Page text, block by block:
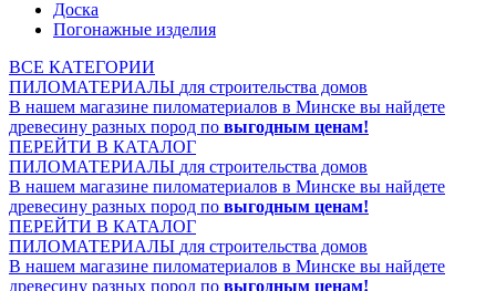
Доска
Погонажные изделия
ВСЕ КАТЕГОРИИ
ПИЛОМАТЕРИАЛЫ для строительства домов
В нашем магазине пиломатериалов в Минске вы найдете
древесину разных пород по выгодным ценам!
ПЕРЕЙТИ В КАТАЛОГ
ПИЛОМАТЕРИАЛЫ для строительства домов
В нашем магазине пиломатериалов в Минске вы найдете
древесину разных пород по выгодным ценам!
ПЕРЕЙТИ В КАТАЛОГ
ПИЛОМАТЕРИАЛЫ для строительства домов
В нашем магазине пиломатериалов в Минске вы найдете
древесину разных пород по выгодным ценам!